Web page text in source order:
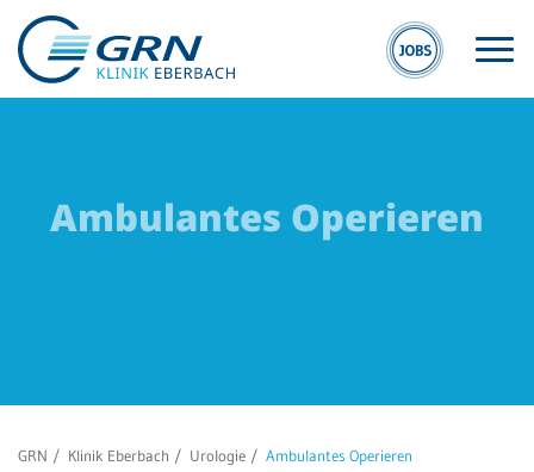
Medizinische
Ambulantes Operieren
GRN Klinik Eberbach Urologie Ambulantes Operieren